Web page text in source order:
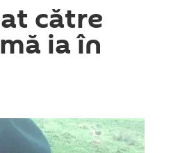
către
ia în